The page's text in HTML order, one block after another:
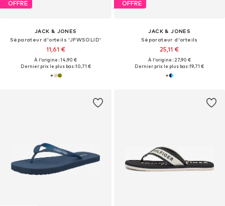
OFFRE
JACK & JONES
Séparateur d'orteils 'JFWSOLID'
11,61 €
À l'origine : 14,90 €
Dernier prix le plus bas :10,71 €
OFFRE
JACK & JONES
Séparateur d'orteils
25,11 €
À l'origine : 27,90 €
Dernier prix le plus bas :19,71 €